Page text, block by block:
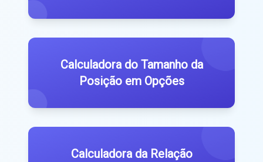
Calculadora do Tamanho da
Posição em Opções
Calculadora da Relação